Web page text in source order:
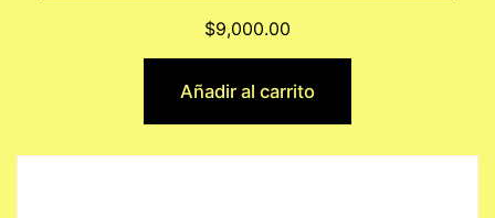
$9,000.00
Añadir al carrito